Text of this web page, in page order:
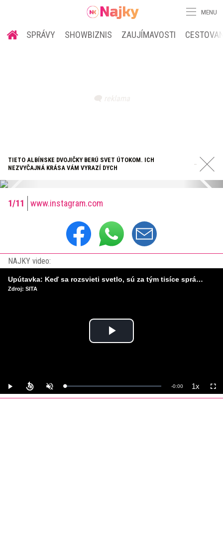
MENU
SPRÁVY SHOWBIZNIS ZAUJÍMAVOSTI
TIETO ALBÍNSKE DVOJIČKY BERÚ SVET ÚTOKOM. ICH
NEZVYČAJNÁ KRÁSA VÁM VYRAZÍ DYCH
www.instagram.com
NAJKY video:
Play
Play UnmuteLoaded:
0%
Remaining
-0:00 1xPlayback
Rate
Upútavka: Keď sa rozsvieti svetlo, sú za tým tisíce správnych rozhodnutí. Ako vzniká infraštruktúra, ktorú nevnímame?
Zdroj: SITA